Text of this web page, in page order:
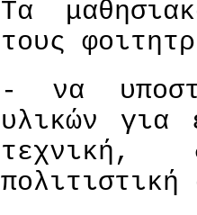
Τα
τους
- να
υλικών για
τεχνική,